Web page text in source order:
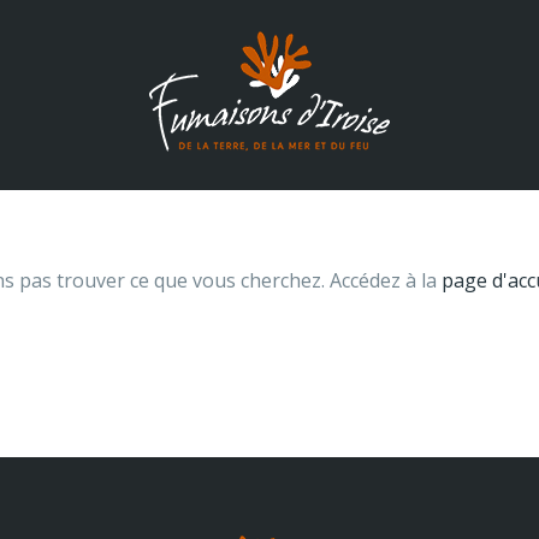
trouver ce que vous cherchez. Accédez à la page